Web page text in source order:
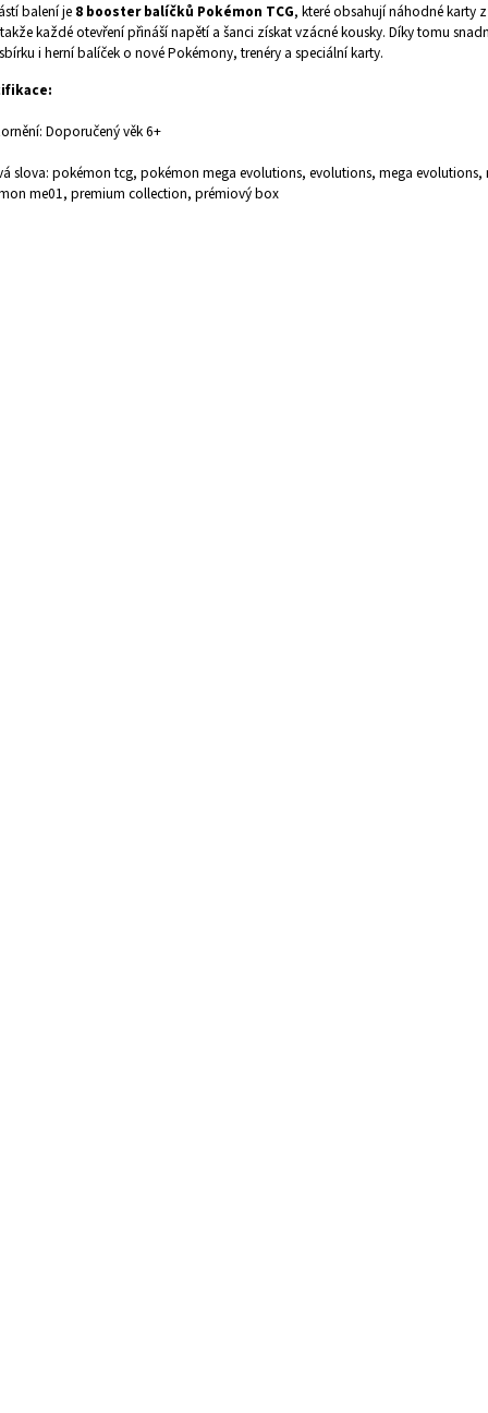
balení je 8 booster balíčků Pokémon TCG, které obsahují náhodné karty
každé otevření přináší napětí a šanci získat vzácné kousky. Díky tomu
i herní balíček o nové Pokémony, trenéry a speciální karty.
Doporučený věk 6+
slova: pokémon tcg, pokémon mega evolutions, evolutions, mega evolutions,
me01, premium collection, prémiový box